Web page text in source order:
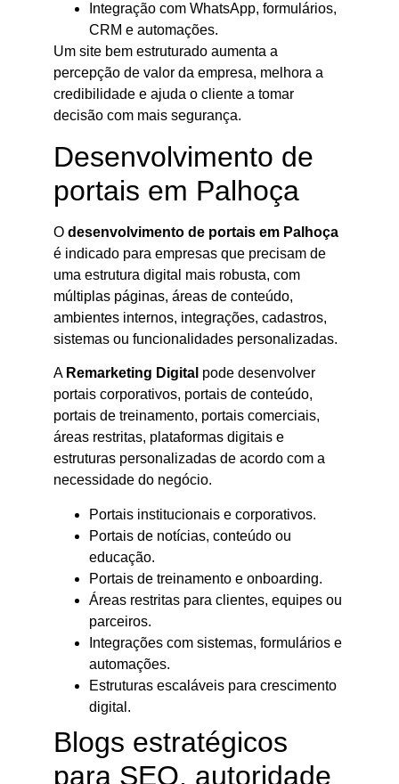
Integração com WhatsApp, formulários,
CRM e automações.
Um site bem estruturado aumenta a
percepção de valor da empresa, melhora a
credibilidade e ajuda o cliente a tomar
decisão com mais segurança.
Desenvolvimento de
portais em Palhoça
O desenvolvimento de portais em Palhoça
é indicado para empresas que precisam de
uma estrutura digital mais robusta, com
múltiplas páginas, áreas de conteúdo,
ambientes internos, integrações, cadastros,
sistemas ou funcionalidades personalizadas.
A Remarketing Digital pode desenvolver
portais corporativos, portais de conteúdo,
portais de treinamento, portais comerciais,
áreas restritas, plataformas digitais e
estruturas personalizadas de acordo com a
necessidade do negócio.
Portais institucionais e corporativos.
Portais de notícias, conteúdo ou
educação.
Portais de treinamento e onboarding.
Áreas restritas para clientes, equipes ou
parceiros.
Integrações com sistemas, formulários e
automações.
Estruturas escaláveis para crescimento
digital.
Blogs estratégicos
para SEO, autoridade